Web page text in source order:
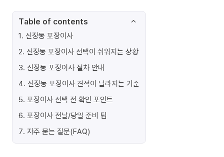
Table of contents
1. 신장동 포장이사
2. 신장동 포장이사 선택이 쉬워지는 상황
3. 신장동 포장이사 절차 안내
4. 신장동 포장이사 견적이 달라지는 기준
5. 포장이사 선택 전 확인 포인트
6. 포장이사 전날/당일 준비 팁
7. 자주 묻는 질문(FAQ)